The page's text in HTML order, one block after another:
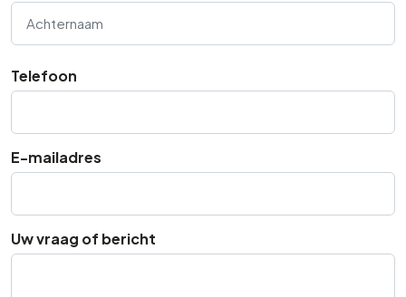
Naam
Telefoon
E-mailadres
Uw vraag of bericht